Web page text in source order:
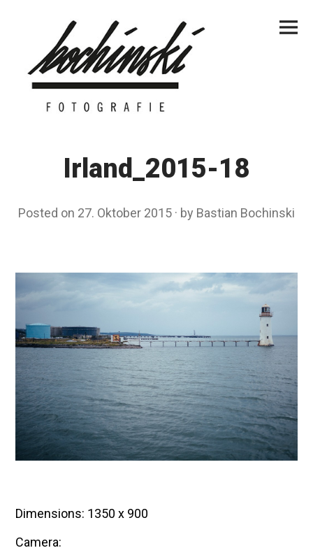
Menu
Irland_2015-18
Posted on 27. Oktober 2015 by Bastian Bochinski
Dimensions: 1350 x 900
Camera: